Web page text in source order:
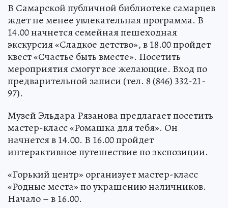
В Самарской публичной библиотеке самарцев
ждет не менее увлекательная программа. В
14.00 начнется семейная пешеходная
экскурсия «Сладкое детство», в 18.00 пройдет
квест «Счастье быть вместе». Посетить
мероприятия смогут все желающие. Вход по
предварительной записи (тел. 8 (846) 332-21-
97).
Музей Эльдара Рязанова предлагает посетить
мастер-класс «Ромашка для тебя». Он
начнется в 14.00. В 16.00 пройдет
интерактивное путешествие по экспозиции.
«Горький центр» организует мастер-класс
«Родные места» по украшению наличников.
Начало – в 16.00.